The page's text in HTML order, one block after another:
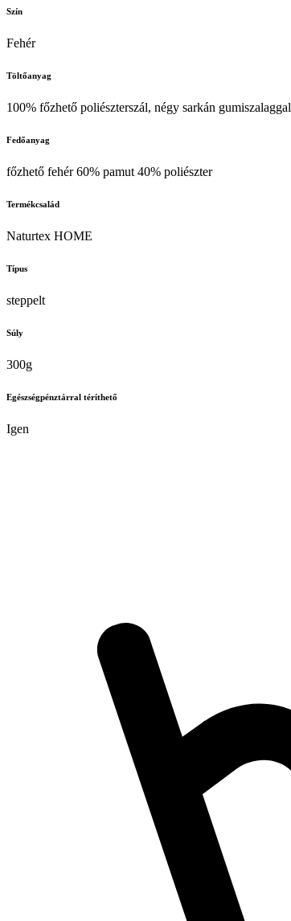
Szín
Fehér
Töltőanyag
100% főzhető poliészterszál, négy sarkán gumiszalaggal
Fedőanyag
főzhető fehér 60% pamut 40% poliészter
Termékcsalád
Naturtex HOME
Típus
steppelt
Súly
300g
Egészségpénztárral téríthető
Igen